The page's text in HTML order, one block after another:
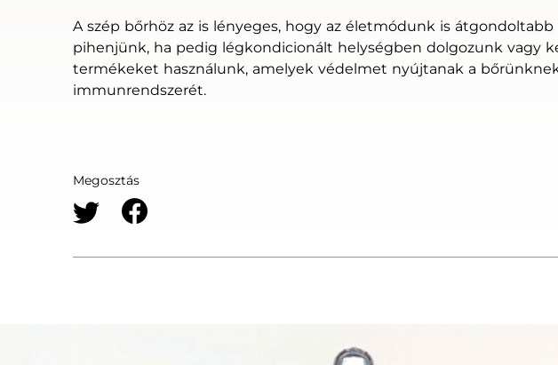
A szép bőrhöz az is lényeges, hogy az életmódunk is
pihenjünk, ha pedig légkondicionált helységben dolgozunk vagy
termékeket használunk, amelyek védelmet nyújtanak a
immunrendszerét.
Megosztás